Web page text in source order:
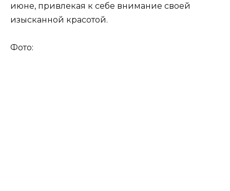
июне, привлекая к себе внимание своей
изысканной красотой.
Фото: